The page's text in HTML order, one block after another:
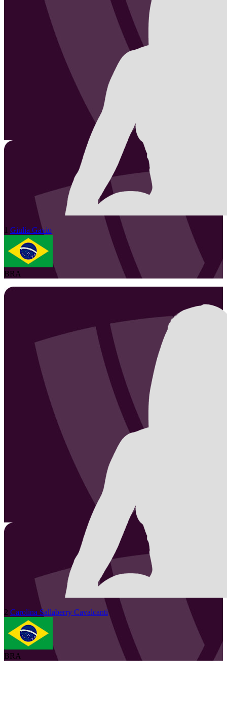
1 Giulia Gavio
BRA
2 Carolina Sallaberry Cavalcanti
BRA